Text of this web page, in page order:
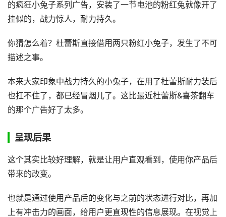
的疯狂小兔子系列广告，安装了一节电池的粉红兔就像开了
挂似的，战力惊人，耐力持久。
你猜怎么着？杜蕾斯直接借用两只粉红小兔子，发生了不可
描述之事。
本来大家印象中战力持久的小兔子，在用了杜蕾斯耐力装后
也扛不住了，都已经冒烟儿了。这比最近杜蕾斯&喜茶翻车
的那个广告好了太多。
呈现后果
这个其实比较好理解，就是让用户直观看到，使用你产品后
带来的改变。
也就是通过使用产品后的变化与之前的状态进行对比，再加
上有冲击力的画面，给用户更直现性的信息展现。在视觉上